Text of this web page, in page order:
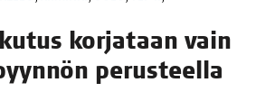
kor­ja­taan vain
perusteella